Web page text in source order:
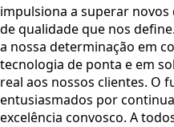
impulsiona a superar
de qualidade que nos
a nossa determinação em
tecnologia de ponta e em
real aos nossos clientes. O
entusiasmados por
excelência convosco. A